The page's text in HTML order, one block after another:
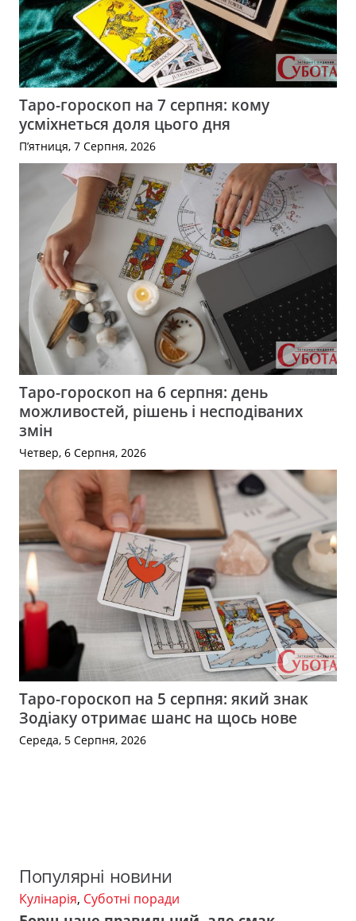
Таро-гороскоп на 7 серпня: кому
усміхнеться доля цього дня
П’ятниця, 7 Серпня, 2026
Таро-гороскоп на 6 серпня: день
можливостей, рішень і несподіваних
змін
Четвер, 6 Серпня, 2026
Таро-гороскоп на 5 серпня: який знак
Зодіаку отримає шанс на щось нове
Середа, 5 Серпня, 2026
Популярні новини
Кулінарія, Суботні поради